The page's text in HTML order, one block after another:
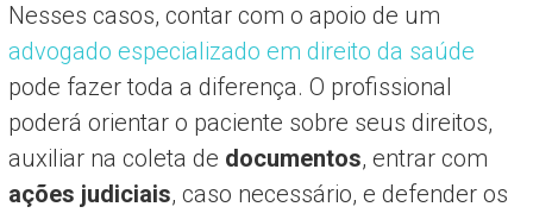
Nesses casos, contar com o apoio de um
advogado especializado em direito da saúde
pode fazer toda a diferença. O profissional
poderá orientar o paciente sobre seus direitos,
auxiliar na coleta de documentos, entrar com
ações judiciais, caso necessário, e defender os